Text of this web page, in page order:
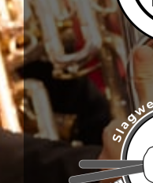
Muziekles
Info
Contact